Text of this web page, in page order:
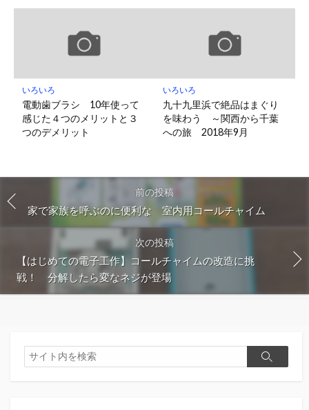
いろいろ
電動歯ブラシ 10年使って
感じた４つのメリットと３
つのデメリット
いろいろ
九十九里浜で絶品はまぐり
を味わう ～関西から千葉
への旅 2018年9月
前の投稿
家で家族を呼ぶのに便利な 室内用コールチャイム
次の投稿
【はじめての電子工作】コールチャイムの改造に挑
戦！ 分解したら変なネジが登場
検
索
検